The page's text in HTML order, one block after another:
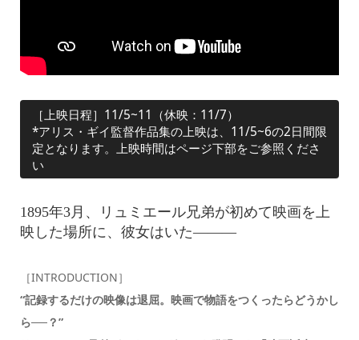
［上映日程］11/5~11（休映：11/7）
*アリス・ギイ監督作品集の上映は、11/5~6の2日間限
定となります。上映時間はページ下部をご参照くださ
い
1895年3月、リュミエール兄弟が初めて映画を上
映した場所に、彼女はいた———
［INTRODUCTION］
“記録するだけの映像は退屈。映画で物語をつくったらどうかし
ら──？”